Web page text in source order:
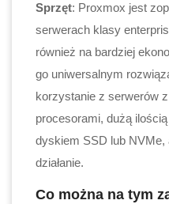
Sprzęt: Proxmox jest
serwerach klasy
również na bardziej
go uniwersalnym
korzystanie z serwerów
procesorami, dużą
dyskiem SSD lub
działanie.
Co można na tym